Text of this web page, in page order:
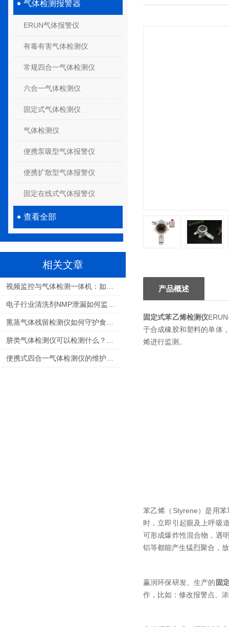
气体检测报警器
ERUN气体报警仪
有毒有害气体检测仪
常规四合一气体检测仪
六合一气体检测仪
固定式气体检测仪
气体检测仪
便携泵吸型气体报警仪
便携扩散型气体报警仪
固定在线式气体报警仪
查看全部
相关文章
产品概述
固定式苯乙烯检测仪
于合成橡胶和塑料的单体
烯进行监测。
苯乙烯（Styrene）是用
时，立即引起眼及上呼吸
可形成爆炸性混合物，遇
铝等都能产生猛烈聚合，
赢润环保研发、生产的 固
作，比如：修改报警点、